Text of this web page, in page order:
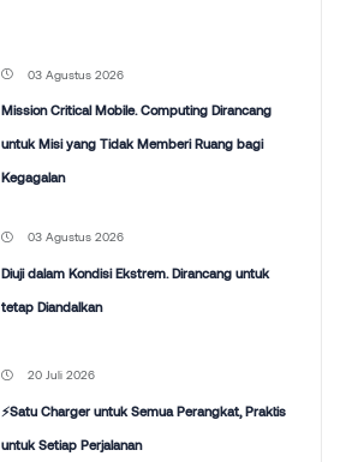
03 Agustus 2026
Mission Critical Mobile. Computing Dirancang
untuk Misi yang Tidak Memberi Ruang bagi
Kegagalan
03 Agustus 2026
Diuji dalam Kondisi Ekstrem. Dirancang untuk
tetap Diandalkan
20 Juli 2026
⚡Satu Charger untuk Semua Perangkat, Praktis
untuk Setiap Perjalanan